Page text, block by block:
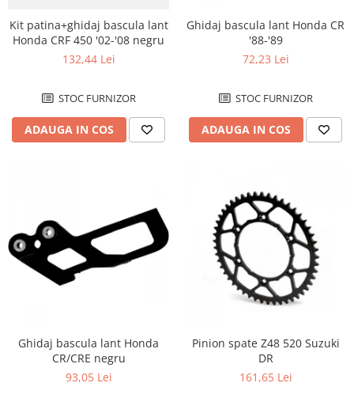
Kit patina+ghidaj bascula lant
Honda CRF 450 '02-'08 negru
132,44 Lei
STOC FURNIZOR
ADAUGA IN COS
Ghidaj bascula lant Honda CR
'88-'89
72,23 Lei
STOC FURNIZOR
ADAUGA IN COS
Ghidaj bascula lant Honda
CR/CRE negru
93,05 Lei
Pinion spate Z48 520 Suzuki
DR
161,65 Lei